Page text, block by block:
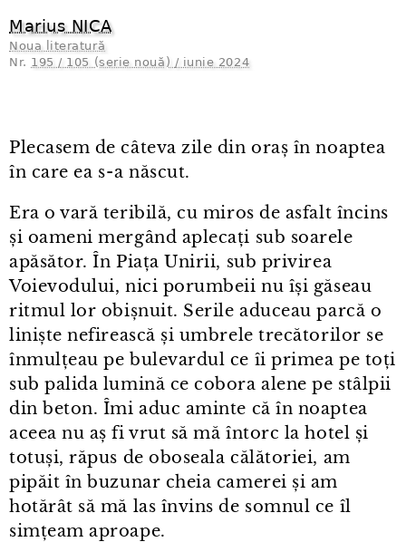
Marius NICA
Noua literatură
Nr. 195 / 105 (serie nouă) / iunie 2024
Plecasem de câteva zile din oraș în noaptea
în care ea s⁠-⁠a născut.
Era o vară teribilă, cu miros de asfalt încins
și oameni mergând aplecați sub soarele
apăsător. În Piața Unirii, sub privirea
Voievodului, nici porumbeii nu își găseau
ritmul lor obișnuit. Serile aduceau parcă o
liniște nefirească și umbrele trecătorilor se
înmulțeau pe bulevardul ce îi primea pe toți
sub palida lumină ce cobora alene pe stâlpii
din beton. Îmi aduc aminte că în noaptea
aceea nu aș fi vrut să mă întorc la hotel și
totuși, răpus de oboseala călătoriei, am
pipăit în buzunar cheia camerei și am
hotărât să mă las învins de somnul ce îl
simțeam aproape.